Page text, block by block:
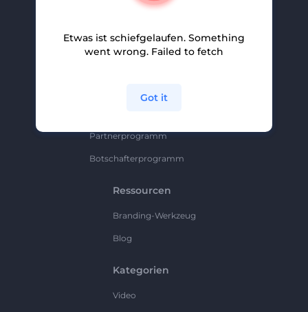
Partnerprogramm
Partnerprogramm
Botschafterprogramm
Ressourcen
Branding-Werkzeug
Blog
Kategorien
Video
Etwas ist schiefgelaufen. Something
went wrong. Failed to fetch
Got it